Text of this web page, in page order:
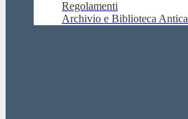
Regolamenti
Archivio e Biblioteca Antica